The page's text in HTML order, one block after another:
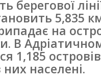
берегової
5,835
на
В
1,185
них населені.